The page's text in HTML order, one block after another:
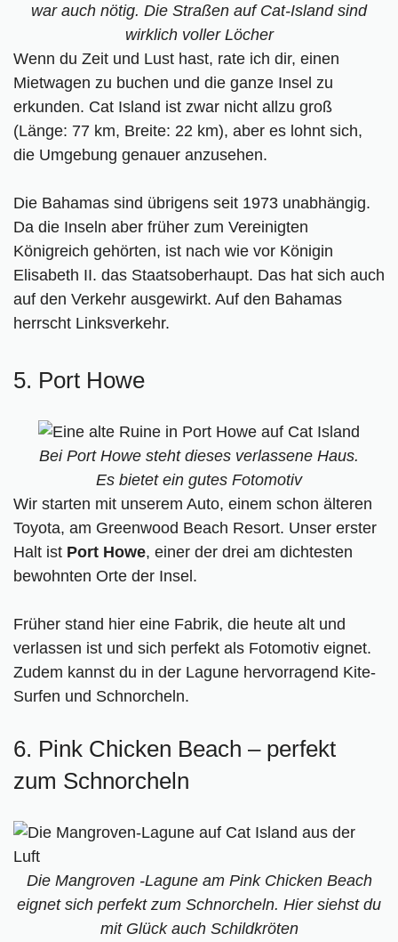
war auch nötig. Die Straßen auf Cat-Island sind
wirklich voller Löcher
Wenn du Zeit und Lust hast, rate ich dir, einen
Mietwagen zu buchen und die ganze Insel zu
erkunden. Cat Island ist zwar nicht allzu groß
(Länge: 77 km, Breite: 22 km), aber es lohnt sich,
die Umgebung genauer anzusehen.
Die Bahamas sind übrigens seit 1973 unabhängig.
Da die Inseln aber früher zum Vereinigten
Königreich gehörten, ist nach wie vor Königin
Elisabeth II. das Staatsoberhaupt. Das hat sich auch
auf den Verkehr ausgewirkt. Auf den Bahamas
herrscht Linksverkehr.
5. Port Howe
Bei Port Howe steht dieses verlassene Haus.
Es bietet ein gutes Fotomotiv
Wir starten mit unserem Auto, einem schon älteren
Toyota, am Greenwood Beach Resort. Unser erster
Halt ist Port Howe, einer der drei am dichtesten
bewohnten Orte der Insel.
Früher stand hier eine Fabrik, die heute alt und
verlassen ist und sich perfekt als Fotomotiv eignet.
Zudem kannst du in der Lagune hervorragend Kite-
Surfen und Schnorcheln.
6. Pink Chicken Beach – perfekt
zum Schnorcheln
Die Mangroven -Lagune am Pink Chicken Beach
eignet sich perfekt zum Schnorcheln. Hier siehst du
mit Glück auch Schildkröten